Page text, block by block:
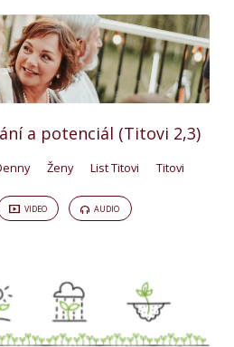
a potenciál (Titovi 2,3)
Ženy List Titovi Titovi
VIDEO AUDIO